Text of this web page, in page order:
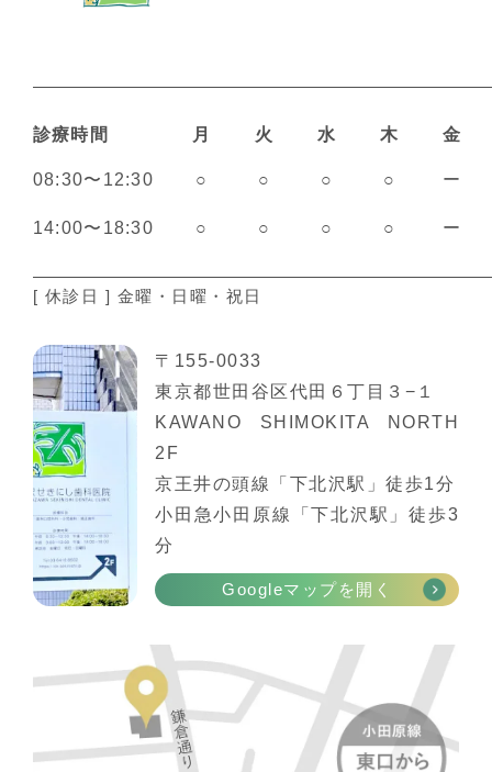
診療時間 月 火 水 木 金
08:30〜12:30 ○ ○ ○ ○ ー
14:00〜18:30 ○ ○ ○ ○ ー
[ 休診日 ] 金曜・日曜・祝日
〒155-0033
東京都世田谷区代田６丁目３−１
KAWANO SHIMOKITA NORTH
2F
京王井の頭線「下北沢駅」徒歩1分
小田急小田原線「下北沢駅」徒歩3
分
Googleマップを開く